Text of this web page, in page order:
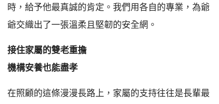
時，給予他最真誠的肯定。我們用各自的專業，為爺
爺交織出了一張溫柔且堅韌的安全網。
接住家屬的雙老重擔
機構安養也能盡孝
在照顧的這條漫漫長路上，家屬的支持往往是長輩最